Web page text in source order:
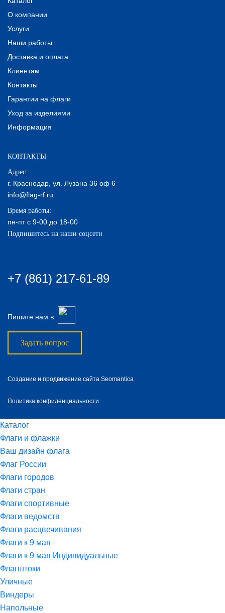
О компании
Услуги
Наши работы
Доставка и оплата
Клиентам
Контакты
Гарантии на флаги
Уход за изделиями
Информация
КОНТАКТЫ
Адрес:
г. Краснодар, ул. Лузана 36 оф 6
info@flag-rf.ru
Время работы:
пн-пт с 9-00 до 18-00
Подпишитесь на наши соцсети
+7 (861) 217-61-89
Пишите нам в:
Задать вопрос
Создание и продвижение сайта Seomantica
Политика конфиденциальности
Каталог
Флаги и флажки
Ваш дизайн флага
Флаг России
Флаги городов
Флаги стран
Флаги спортивные
Флаги ведомств
Флаги расцвечивания
Флаги к 9 мая
Флаги к 9 мая Индивидуальные
Флагштоки
Уличные
Виндеры
Напольные